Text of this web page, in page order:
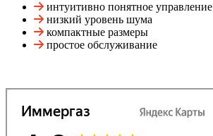
интуитивно понятное управление
низкий уровень шума
компактные размеры
простое обслуживание